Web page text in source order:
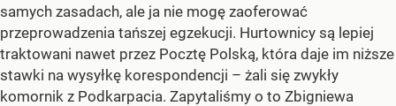
samych zasadach, ale ja nie mogę zaoferować
przeprowadzenia tańszej egzekucji. Hurtownicy są lepiej
traktowani nawet przez Pocztę Polską, która daje im niższe
stawki na wysyłkę korespondencji – żali się zwykły
komornik z Podkarpacia. Zapytaliśmy o to Zbigniewa